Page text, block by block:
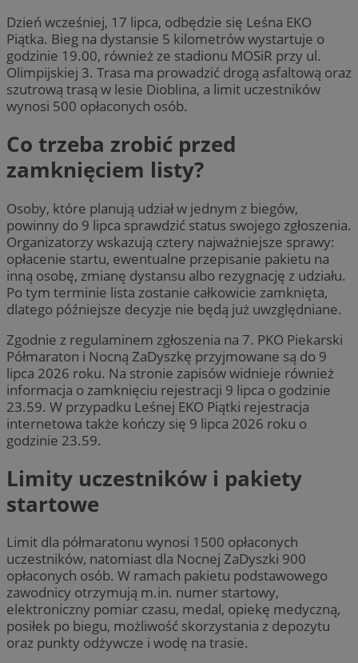
Dzień wcześniej, 17 lipca, odbędzie się Leśna EKO
Piątka. Bieg na dystansie 5 kilometrów wystartuje o
godzinie 19.00, również ze stadionu MOSiR przy ul.
Olimpijskiej 3. Trasa ma prowadzić drogą asfaltową oraz
szutrową trasą w lesie Dioblina, a limit uczestników
wynosi 500 opłaconych osób.
Co trzeba zrobić przed
zamknięciem listy?
Osoby, które planują udział w jednym z biegów,
powinny do 9 lipca sprawdzić status swojego zgłoszenia.
Organizatorzy wskazują cztery najważniejsze sprawy:
opłacenie startu, ewentualne przepisanie pakietu na
inną osobę, zmianę dystansu albo rezygnację z udziału.
Po tym terminie lista zostanie całkowicie zamknięta,
dlatego późniejsze decyzje nie będą już uwzględniane.
Zgodnie z regulaminem zgłoszenia na 7. PKO Piekarski
Półmaraton i Nocną ZaDyszkę przyjmowane są do 9
lipca 2026 roku. Na stronie zapisów widnieje również
informacja o zamknięciu rejestracji 9 lipca o godzinie
23.59. W przypadku Leśnej EKO Piątki rejestracja
internetowa także kończy się 9 lipca 2026 roku o
godzinie 23.59.
Limity uczestników i pakiety
startowe
Limit dla półmaratonu wynosi 1500 opłaconych
uczestników, natomiast dla Nocnej ZaDyszki 900
opłaconych osób. W ramach pakietu podstawowego
zawodnicy otrzymują m.in. numer startowy,
elektroniczny pomiar czasu, medal, opiekę medyczną,
posiłek po biegu, możliwość skorzystania z depozytu
oraz punkty odżywcze i wodę na trasie.